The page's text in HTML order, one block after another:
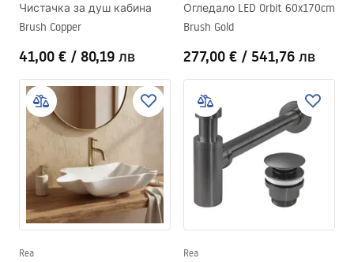
Чистачка за душ кабина
Brush Copper
41,00 € / 80,19 лв
Огледало LED Orbit 60x170cm
Brush Gold
277,00 € / 541,76 лв
Rea Rea